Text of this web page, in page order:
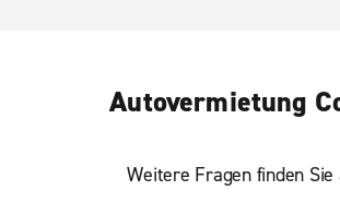
Autovermietung
Weitere Fragen finden